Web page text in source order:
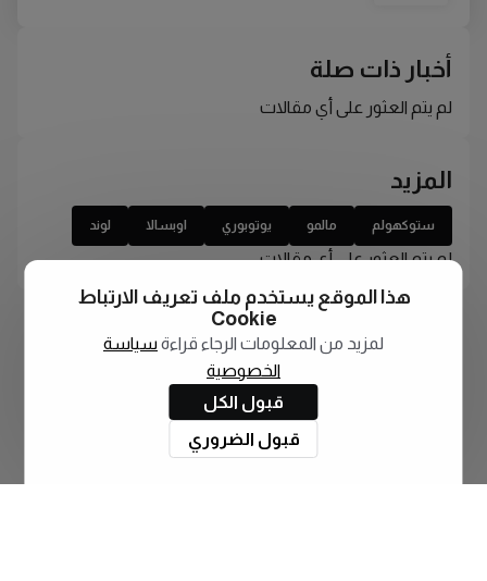
أخبار ذات صلة
لم يتم العثور على أي مقالات
المزيد
ستوكهولم مالمو يوتوبوري اوبسالا لوند
لم يتم العثور على أي مقالات
هذا الموقع يستخدم ملف تعريف الارتباط
Cookie
لمزيد من المعلومات الرجاء قراءة سياسة
الخصوصية
قبول الكل
قبول الضروري